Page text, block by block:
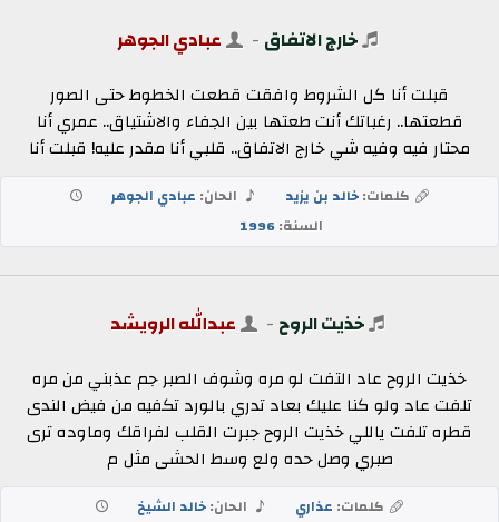
خارج الاتفاق - عبادي الجوهر
قبلت أنا كل الشروط وافقت قطعت الخطوط حتى الصور
قطعتها.. رغباتك أنت طعتها بين الجفاء والاشتياق.. عمري أنا
محتار فيه وفيه شي خارج الاتفاق.. قلبي أنا مقدر عليه! قبلت أنا
كلمات:خالد بن يزيد الحان: عبادي الجوهر
السنة:1996
خذيت الروح - عبدالله الرويشد
خذيت الروح عاد التفت لو مره وشوف الصبر جم عذبني من مره
تلفت عاد ولو كنا عليك بعاد تدري بالورد تكفيه من فيض الندى
قطره تلفت ياللي خذيت الروح جبرت القلب لفراقك وماوده ترى
صبري وصل حده ولع وسط الحشى مثل م
كلمات: عذاري الحان:خالد الشيخ